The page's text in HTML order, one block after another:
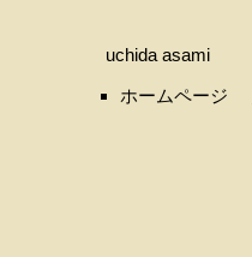
uchida asami
ホームページ